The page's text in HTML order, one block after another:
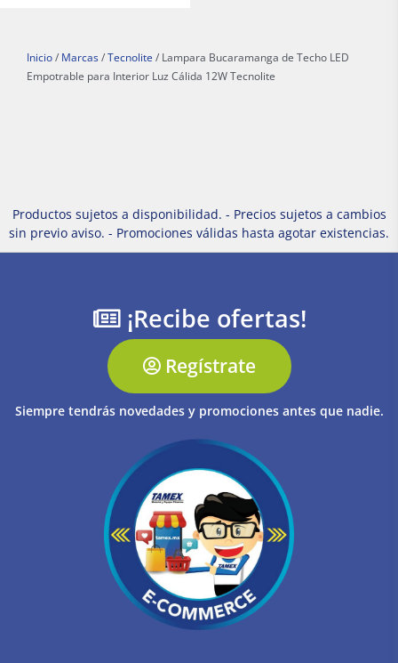
Inicio / Marcas / Tecnolite / Lampara Bucaramanga de Techo LED
Empotrable para Interior Luz Cálida 12W Tecnolite
Productos sujetos a disponibilidad. - Precios sujetos a cambios
sin previo aviso. - Promociones válidas hasta agotar existencias.
¡Recibe ofertas!
Regístrate
Siempre tendrás novedades y promociones antes que nadie.